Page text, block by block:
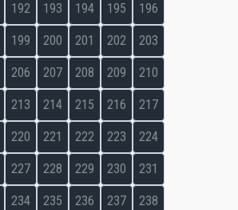
192 193 194 195 196
199 200 201 202 203
206 207 208 209 210
213 214 215 216 217
220 221 222 223 224
227 228 229 230 231
234 235 236 237 238